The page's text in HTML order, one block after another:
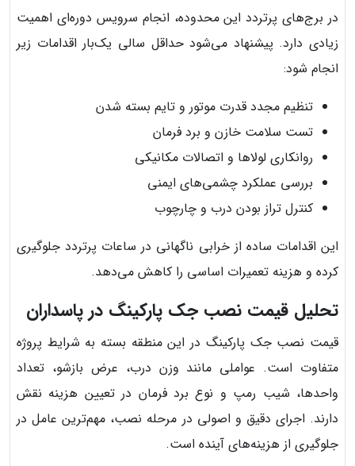
در برج‌های پرتردد این محدوده، انجام سرویس دوره‌ای اهمیت
زیادی دارد. پیشنهاد می‌شود حداقل سالی یک‌بار اقدامات زیر
انجام شود:
تنظیم مجدد قدرت موتور و تایم بسته شدن
تست سلامت خازن و برد فرمان
روانکاری لولاها و اتصالات مکانیکی
بررسی عملکرد چشمی‌های ایمنی
کنترل تراز بودن درب و چارچوب
این اقدامات ساده از خرابی ناگهانی در ساعات پرتردد جلوگیری
کرده و هزینه تعمیرات اساسی را کاهش می‌دهد.
تحلیل قیمت نصب جک پارکینگ در پاسداران
قیمت نصب جک پارکینگ در این منطقه بسته به شرایط پروژه
متفاوت است. عواملی مانند وزن درب، عرض بازشو، تعداد
واحدها، شیب رمپ و نوع برد فرمان در تعیین هزینه نقش
دارند. اجرای دقیق و اصولی در مرحله نصب، مهم‌ترین عامل در
جلوگیری از هزینه‌های آینده است.